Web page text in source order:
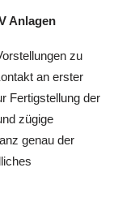
Anlagen
zu
an erster
Fertigstellung der
zügige
genau der